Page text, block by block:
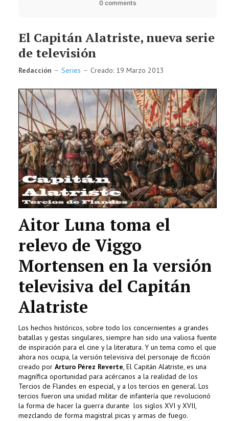
0 comments
El Capitán Alatriste, nueva serie
de televisión
Redacción Series Creado: 19 Marzo 2013
Aitor Luna toma el
relevo de Viggo
Mortensen en la versión
televisiva del Capitán
Alatriste
Los hechos históricos, sobre todo los concernientes a grandes
batallas y gestas singulares, siempre han sido una valiosa fuente
de inspiración para el cine y la literatura. Y un tema como el que
ahora nos ocupa, la versión televisiva del personaje de ficción
creado por Arturo Pérez Reverte, El Capitán Alatriste, es una
magnífica oportunidad para acércanos a la realidad de los
Tercios de Flandes en especial, y a los tercios en general. Los
tercios fueron una unidad militar de infantería que revolucionó
la forma de hacer la guerra durante los siglos XVI y XVII,
mezclando de forma magistral picas y armas de fuego.